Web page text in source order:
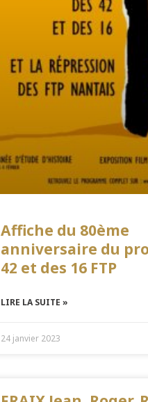
Affiche du 80ème
anniversaire du
42 et des 16 FTP
LIRE LA SUITE »
24 janvier 2023